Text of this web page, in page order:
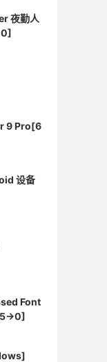
夜勤人
9 Pro[6
设备
Font